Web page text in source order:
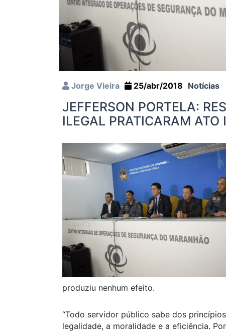
Jorge Vieira 25/abr/2018 Notícias
JEFFERSON PORTELA:
ILEGAL PRATICARAM ATO
produziu nenhum efeito.
“Todo servidor público sabe dos
legalidade, a moralidade e a eficiência.